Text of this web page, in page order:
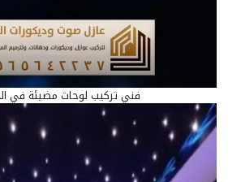
فني تركيب لوحات مضيئة في